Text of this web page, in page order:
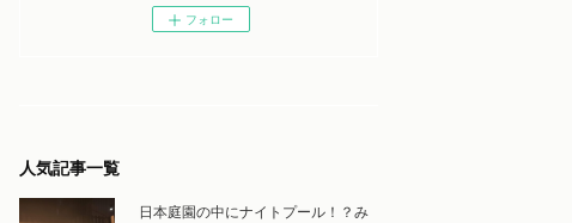
フォロー
人気記事一覧
日本庭園の中にナイトプール！？み